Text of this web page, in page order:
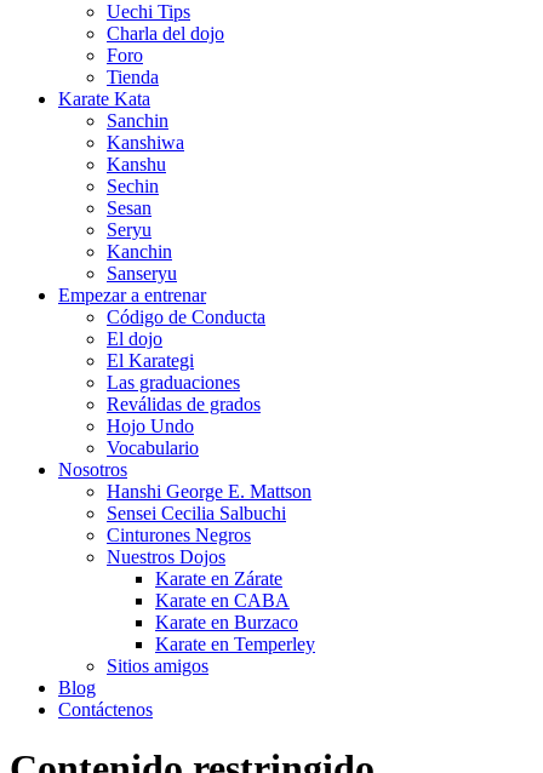
Uechi Tips
Charla del dojo
Foro
Tienda
Karate Kata
Sanchin
Kanshiwa
Kanshu
Sechin
Sesan
Seryu
Kanchin
Sanseryu
Empezar a entrenar
Código de Conducta
El dojo
El Karategi
Las graduaciones
Reválidas de grados
Hojo Undo
Vocabulario
Nosotros
Hanshi George E. Mattson
Sensei Cecilia Salbuchi
Cinturones Negros
Nuestros Dojos
Karate en Zárate
Karate en CABA
Karate en Burzaco
Karate en Temperley
Sitios amigos
Blog
Contáctenos